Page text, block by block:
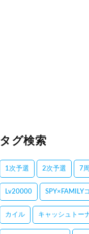
タグ検索
1次予選 2次予選 7
Lv20000 SPY×FAMILY
カイル キャッシュトー